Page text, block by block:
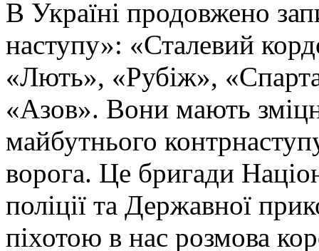
В Україні продовжено
наступу»: «Сталевий
«Лють», «Рубіж»,
«Азов». Вони мають
майбутнього
ворога. Це бригади
поліції та Державної
піхотою в нас розмова